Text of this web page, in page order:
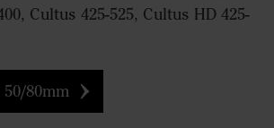
Cultus 425-525, Cultus HD 425-
80mm